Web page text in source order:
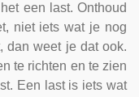
een last. Onthoud
niet iets wat je nog
dan weet je dat ook.
te richten en te zien
Een last is iets wat